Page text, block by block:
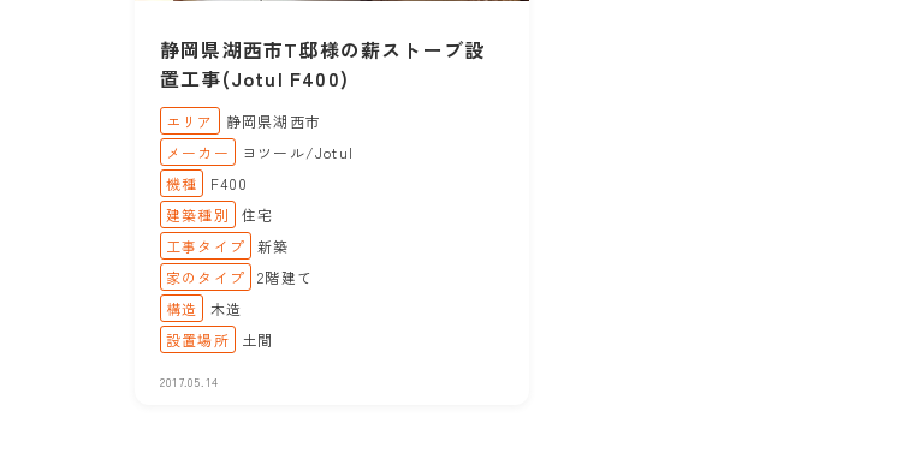
静岡県湖西市T邸様の薪ストーブ設
置工事(Jotul F400)
2017.05.14
エリア
静岡県湖西市
メーカー
ヨツール/Jotul
機種
F400
建築種別
住宅
工事タイプ
新築
家のタイプ
2階建て
構造
木造
設置場所
土間